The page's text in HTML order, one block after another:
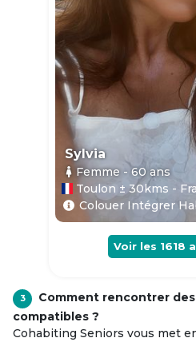
Sylvia
Femme - 60ans
Toulon ± 30kms -
Colouer Intégrer
Voir les 1618
3
Comment rencontrer
compatibles ?
Cohabiting Seniors vous met